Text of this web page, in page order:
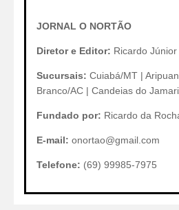
JORNAL O NORTÃO
Diretor e Editor: Ricardo
Sucursais: Cuiabá/MT |
Branco/AC | Candeias do
Fundado por: Ricardo da
E-mail: onortao@gmail.com
Telefone: (69) 99985-7975